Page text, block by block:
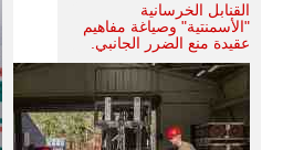
القنابل الخرسانية
"الأسمنتية" وصياغة مفاهيم
عقيدة منع الضرر الجانبي.